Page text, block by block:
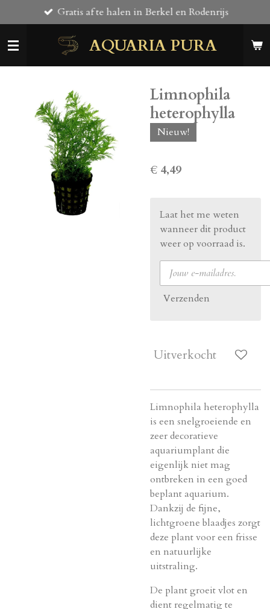
direct
naar
AQUARIA PURA
Gratis af te halen in Berkel en Rodenrijs
Limnophila
heterophylla
Nieuw!
€ 4,49
Laat het me weten
wanneer dit product
weer op voorraad is.
Verzenden
Uitverkocht
Limnophila heterophylla
is een snelgroeiende en
zeer decoratieve
aquariumplant die
eigenlijk niet mag
ontbreken in een goed
beplant aquarium.
Dankzij de fijne,
lichtgroene blaadjes zorgt
deze plant voor een frisse
en natuurlijke
uitstraling.
De plant groeit vlot en
dient regelmatig te